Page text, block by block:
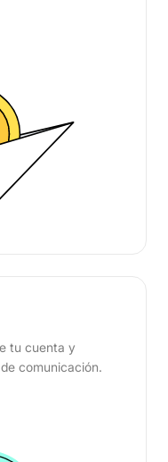
tu cuenta y
comunicación.